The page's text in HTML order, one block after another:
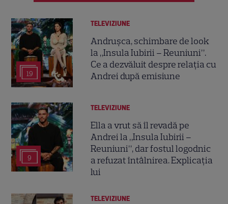
19
TELEVIZIUNE
Andrușca, schimbare de look
la „Insula Iubirii – Reuniuni”.
Ce a dezvăluit despre relația cu
Andrei după emisiune
9
TELEVIZIUNE
Ella a vrut să îl revadă pe
Andrei la „Insula Iubirii –
Reuniuni”, dar fostul logodnic
a refuzat întâlnirea. Explicația
lui
TELEVIZIUNE